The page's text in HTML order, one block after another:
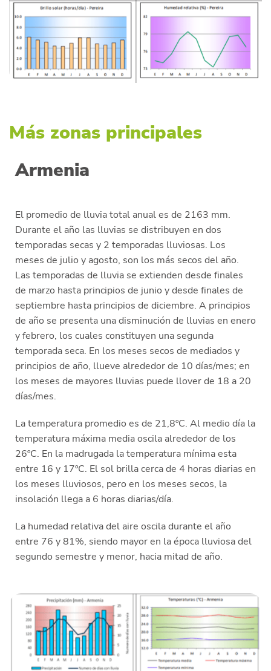
Más zonas principales
Armenia
El promedio de lluvia total anual es de 2163 mm.
Durante el año las lluvias se distribuyen en dos
temporadas secas y 2 temporadas lluviosas. Los
meses de julio y agosto, son los más secos del año.
Las temporadas de lluvia se extienden desde finales
de marzo hasta principios de junio y desde finales de
septiembre hasta principios de diciembre. A principios
de año se presenta una disminución de lluvias en enero
y febrero, los cuales constituyen una segunda
temporada seca. En los meses secos de mediados y
principios de año, llueve alrededor de 10 días/mes; en
los meses de mayores lluvias puede llover de 18 a 20
días/mes.
La temperatura promedio es de 21,8ºC. Al medio día la
temperatura máxima media oscila alrededor de los
26ºC. En la madrugada la temperatura mínima esta
entre 16 y 17ºC. El sol brilla cerca de 4 horas diarias en
los meses lluviosos, pero en los meses secos, la
insolación llega a 6 horas diarias/día.
La humedad relativa del aire oscila durante el año
entre 76 y 81%, siendo mayor en la época lluviosa del
segundo semestre y menor, hacia mitad de año.